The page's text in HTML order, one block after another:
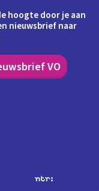
hoogte door je aan
nieuwsbrief naar
VO